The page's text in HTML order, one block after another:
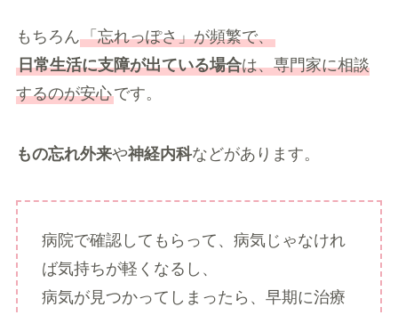
もちろん「忘れっぽさ」が頻繁で、
日常生活に支障が出ている場合は、専門家に相談
するのが安心です。
もの忘れ外来や神経内科などがあります。
病院で確認してもらって、病気じゃなけれ
ば気持ちが軽くなるし、
病気が見つかってしまったら、早期に治療